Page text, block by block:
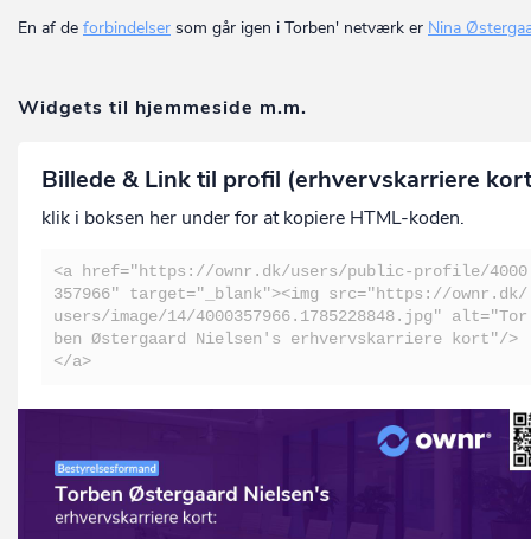
En af de forbindelser som går igen i Torben' netværk er Nina
Widgets til hjemmeside m.m.
Billede & Link til profil (erhvervskarriere
klik i boksen her under for at kopiere HTML-koden.
<a href="https://ownr.dk/users/public-profile/4000
357966" target="_blank"><img src="https://ownr.dk/
users/image/14/4000357966.1785228848.jpg" alt="Tor
ben Østergaard Nielsen's erhvervskarriere kort"/>
</a>